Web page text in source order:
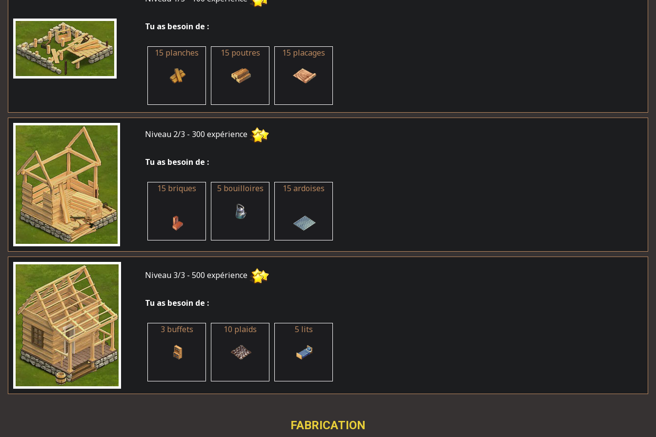
Tu as besoin de :
15 planches 15 poutres 15 placages
Niveau 2/3 - 300 expérience
Tu as besoin de :
15 briques 5 bouilloires 15 ardoises
Niveau 3/3 - 500 expérience
Tu as besoin de :
3 buffets 10 plaids 5 lits
FABRICATION